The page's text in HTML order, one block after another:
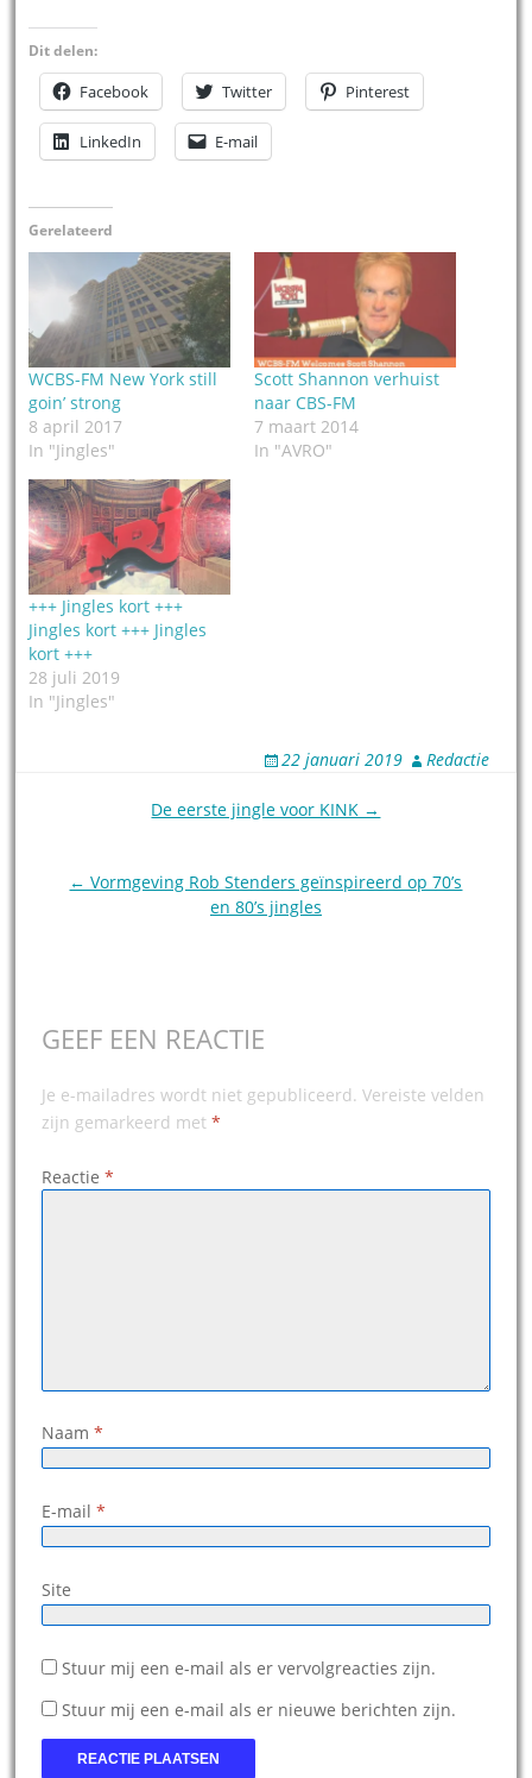
Dit delen:
Facebook Twitter Pinterest
LinkedIn E-mail
Gerelateerd
WCBS-FM New York still
goin’ strong
8 april 2017
In "Jingles"
Scott Shannon verhuist
naar CBS-FM
7 maart 2014
In "AVRO"
+++ Jingles kort +++
Jingles kort +++ Jingles
kort +++
28 juli 2019
In "Jingles"
22 januari 2019 Redactie
De eerste jingle voor KINK →
← Vormgeving Rob Stenders geïnspireerd op 70’s
en 80’s jingles
GEEF EEN REACTIE
Je e-mailadres wordt niet gepubliceerd. Vereiste velden
zijn gemarkeerd met *
Reactie *
Naam *
E-mail *
Site
Stuur mij een e-mail als er vervolgreacties zijn.
Stuur mij een e-mail als er nieuwe berichten zijn.